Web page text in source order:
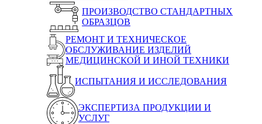
ПРОИЗВОДСТВО СТАНДАРТНЫХ
ОБРАЗЦОВ
РЕМОНТ И ТЕХНИЧЕСКОЕ
ОБСЛУЖИВАНИЕ ИЗДЕЛИЙ
МЕДИЦИНСКОЙ И ИНОЙ ТЕХНИКИ
ИСПЫТАНИЯ И ИССЛЕДОВАНИЯ
ЭКСПЕРТИЗА ПРОДУКЦИИ И
УСЛУГ